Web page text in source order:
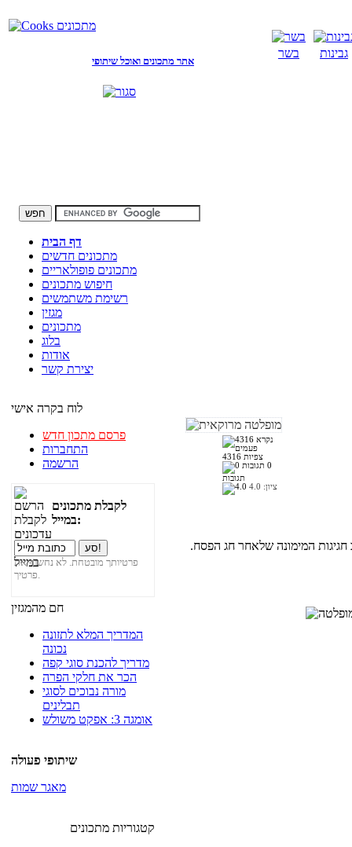
אתר מתכונים ואוכל שיתופי
בשר גבינות
דף הבית
מתכונים חדשים
מתכונים פופולאריים
חיפוש מתכונים
רשימת משתמשים
מגזין
מתכונים
בלוג
אודות
יצירת קשר
לוח בקרה אישי
פרסם מתכון חדש
התחברות
הרשמה
לקבלת מתכונים
במייל:
פרטיותך מובטחת. לא נחשוף את
פרטיך.
חם מהמגזין
המדריך המלא לתזונה
נכונה
מדריך להכנת סוגי קפה
הכר את חלקי הפרה
מורה נבוכים לסוגי
תבלינים
אומגה 3: אפקט משולש
שיתופי פעולה
מאגר שמות
קטגוריות מתכונים
4316 צפיות
0
תגובות
ציון: 4.0
המימונה שלאחר חג הפסח.